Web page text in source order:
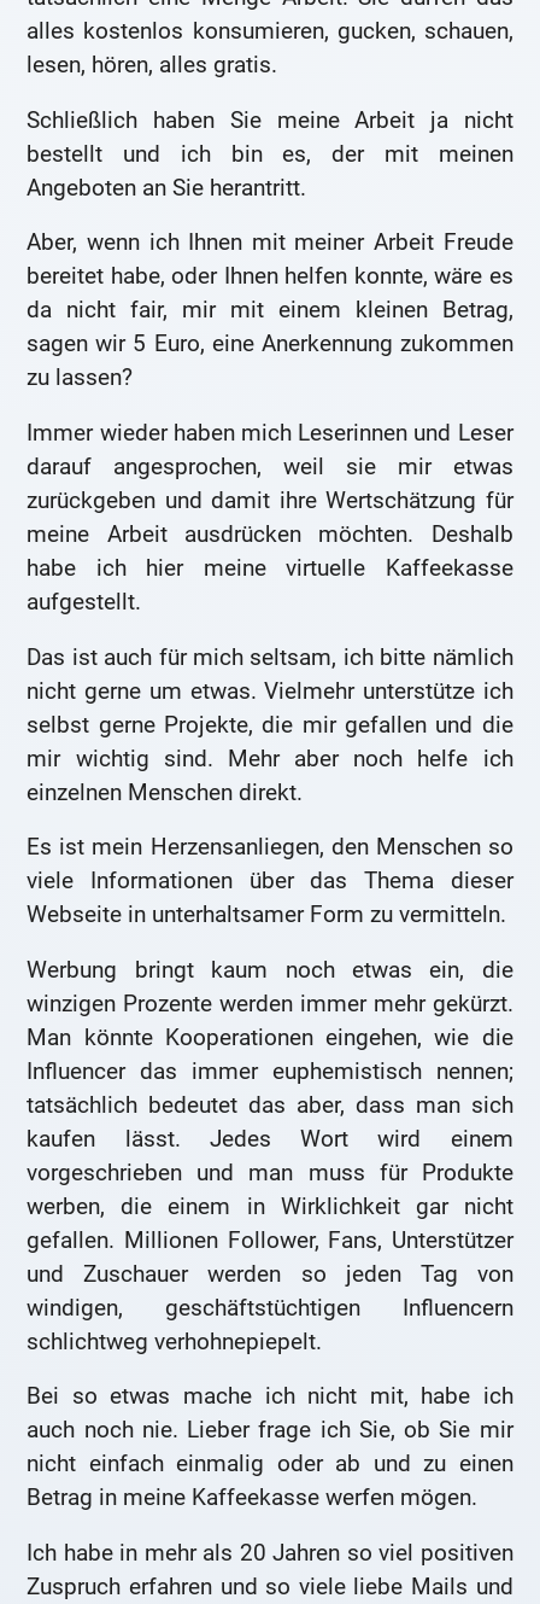
alles kostenlos konsumieren, gucken, schauen,
lesen, hören, alles gratis.
Schließlich haben Sie meine Arbeit ja nicht
bestellt und ich bin es, der mit meinen
Angeboten an Sie herantritt.
Aber, wenn ich Ihnen mit meiner Arbeit Freude
bereitet habe, oder Ihnen helfen konnte, wäre es
da nicht fair, mir mit einem kleinen Betrag,
sagen wir 5 Euro, eine Anerkennung zukommen
zu lassen?
Immer wieder haben mich Leserinnen und Leser
darauf angesprochen, weil sie mir etwas
zurückgeben und damit ihre Wertschätzung für
meine Arbeit ausdrücken möchten. Deshalb
habe ich hier meine virtuelle Kaffeekasse
aufgestellt.
Das ist auch für mich seltsam, ich bitte nämlich
nicht gerne um etwas. Vielmehr unterstütze ich
selbst gerne Projekte, die mir gefallen und die
mir wichtig sind. Mehr aber noch helfe ich
einzelnen Menschen direkt.
Es ist mein Herzensanliegen, den Menschen so
viele Informationen über das Thema dieser
Webseite in unterhaltsamer Form zu vermitteln.
Werbung bringt kaum noch etwas ein, die
winzigen Prozente werden immer mehr gekürzt.
Man könnte Kooperationen eingehen, wie die
Influencer das immer euphemistisch nennen;
tatsächlich bedeutet das aber, dass man sich
kaufen lässt. Jedes Wort wird einem
vorgeschrieben und man muss für Produkte
werben, die einem in Wirklichkeit gar nicht
gefallen. Millionen Follower, Fans, Unterstützer
und Zuschauer werden so jeden Tag von
windigen, geschäftstüchtigen Influencern
schlichtweg verhohnepiepelt.
Bei so etwas mache ich nicht mit, habe ich
auch noch nie. Lieber frage ich Sie, ob Sie mir
nicht einfach einmalig oder ab und zu einen
Betrag in meine Kaffeekasse werfen mögen.
Ich habe in mehr als 20 Jahren so viel positiven
Zuspruch erfahren und so viele liebe Mails und